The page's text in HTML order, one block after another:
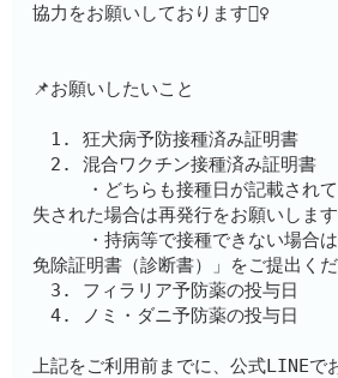
協力をお願いしております🙇‍♀️
📌お願いしたいこと
1. 狂犬病予防接種済み証明書
2. 混合ワクチン接種済み証明
・どちらも接種日が記載されて
失された場合は再発行をお願いします
・持病等で接種できない場合は
免除証明書（診断書）」をご提出く
3. フィラリア予防薬の投与日
4. ノミ・ダニ予防薬の投与日
上記をご利用前までに、公式LINEで